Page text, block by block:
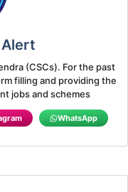
Alert
(CSCs). For the past
filling and providing the
jobs and schemes
WhatsApp